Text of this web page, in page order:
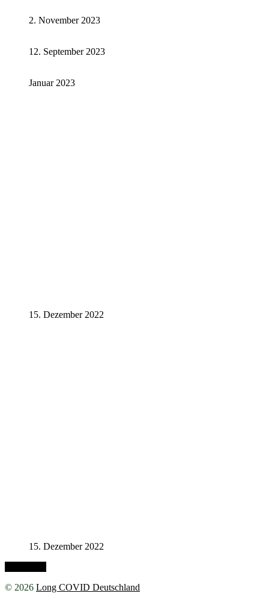
2. November 2023
12. September 2023
Januar 2023
15. Dezember 2022
15. Dezember 2022
© 2026 Long COVID Deutschland